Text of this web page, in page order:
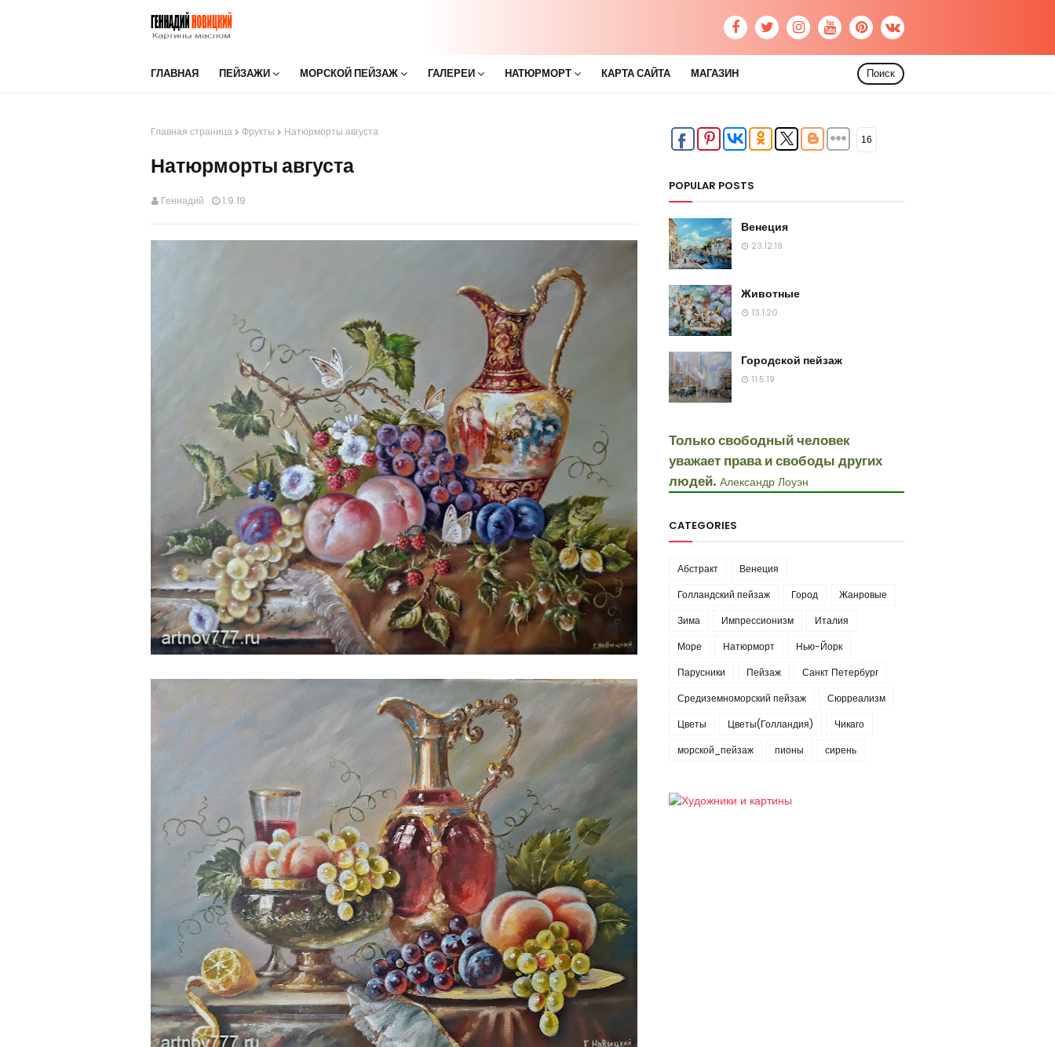
ГЛАВНАЯ ПЕЙЗАЖИ МОРСКОЙ ПЕЙЗАЖ ГАЛЕРЕИ НАТЮРМОРТ КАРТА САЙТА МАГАЗИН Поиск
Главная страница Фрукты Натюрморты августа
Натюрморты августа
Геннадий 1.9.19
16
POPULAR POSTS
Венеция
23.12.19
Животные
13.1.20
Городской пейзаж
11.5.19
Только свободный человек
уважает права и свободы других
людей. Александр Лоуэн
CATEGORIES
Абстракт
Венеция
Голландский пейзаж
Город
Жанровые
Зима
Импрессионизм
Италия
Море
Натюрморт
Нью-Йорк
Парусники
Пейзаж
Санкт Петербург
Средиземноморский пейзаж
Сюрреализм
Цветы
Цветы(Голландия)
Чикаго
морской_пейзаж
пионы сирень